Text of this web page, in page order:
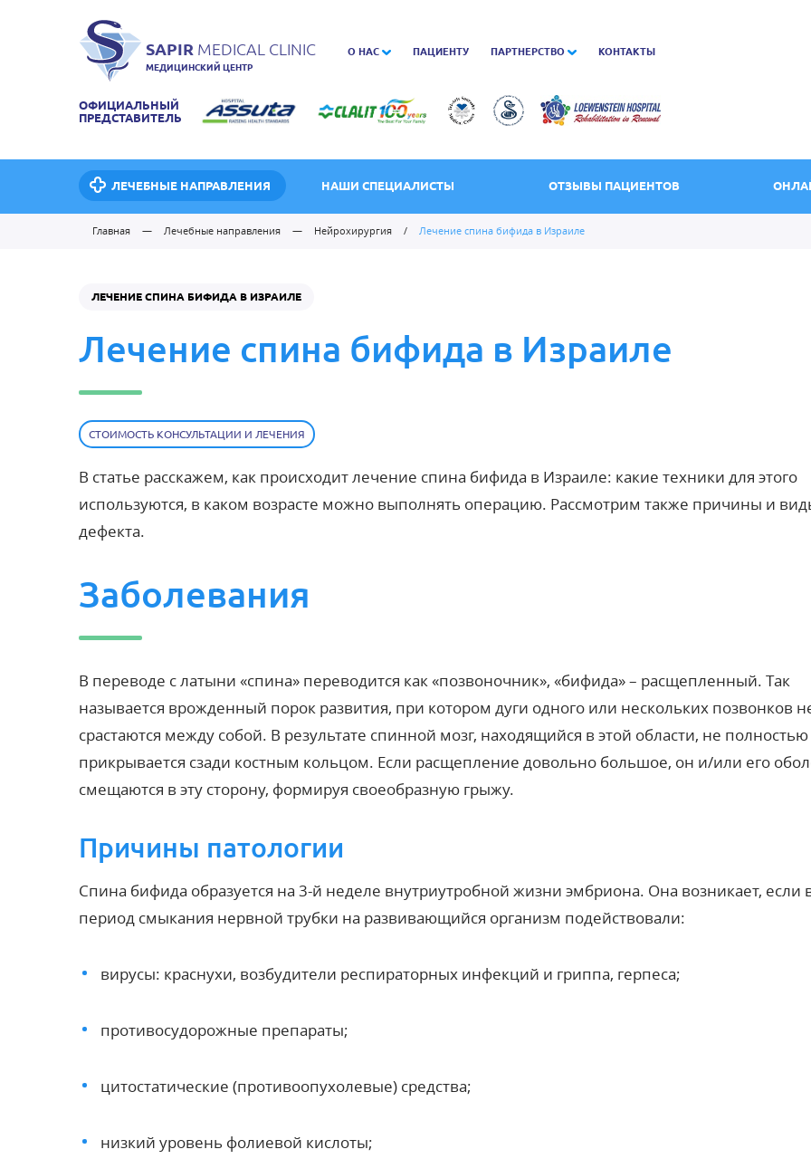
SAPIR MEDICAL CLINIC
МЕДИЦИНСКИЙ ЦЕНТР
О НАС ПАЦИЕНТУ ПАРТНЕРСТВО КОНТАКТЫ
ОФИЦИАЛЬНЫЙ
ПРЕДСТАВИТЕЛЬ
ЛЕЧЕБНЫЕ НАПРАВЛЕНИЯ НАШИ СПЕЦИАЛИСТЫ ОТЗЫВЫ ПАЦИЕНТОВ
Главная — Лечебные направления — Нейрохирургия / Лечение спина бифида в Израиле
ЛЕЧЕНИЕ СПИНА БИФИДА В ИЗРАИЛЕ
Лечение спина бифида в Израиле
СТОИМОСТЬ КОНСУЛЬТАЦИИ И ЛЕЧЕНИЯ
В статье расскажем, как происходитлечение спина бифида в Израиле: какие техники для этого
используются, в каком возрасте можно выполнять операцию. Рассмотрим также причины и
дефекта.
Заболевания
В переводе с латыни «спина» переводится как «позвоночник», «бифида» – расщепленный. Так
называется врожденный порок развития, при котором дуги одного или нескольких позвонков
срастаются между собой. В результате спинной мозг, находящийся в этой области, не полностью
прикрывается сзади костным кольцом. Если расщепление довольно большое, он и/или его
смещаются в эту сторону, формируя своеобразную грыжу.
Причины патологии
Спина бифида образуется на 3-й неделе внутриутробной жизни эмбриона. Она возникает, если
период смыкания нервной трубки на развивающийся организм подействовали:
вирусы: краснухи, возбудители респираторных инфекций и гриппа, герпеса;
противосудорожные препараты;
цитостатические (противоопухолевые) средства;
низкий уровень фолиевой кислоты;